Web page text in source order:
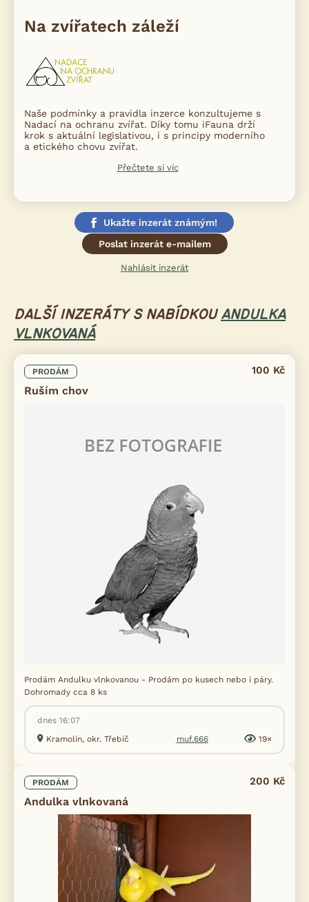
Na zvířatech záleží
Naše podmínky a pravidla inzerce konzultujeme s
Nadací na ochranu zvířat. Díky tomu iFauna drží
krok s aktuální legislativou, i s principy moderního
a etického chovu zvířat.
Přečtete si víc
Ukažte inzerát známým!
Poslat inzerát e-mailem
Nahlásit inzerát
DALŠÍ INZERÁTY S NABÍDKOU ANDULKA
VLNKOVANÁ
PRODÁM
Ruším chov
100 Kč
Prodám Andulku vlnkovanou - Prodám po kusech nebo i páry.
Dohromady cca 8 ks
dnes 16:07
Kramolín, okr. Třebíč
muf.666 19×
PRODÁM
Andulka vlnkovaná
200 Kč